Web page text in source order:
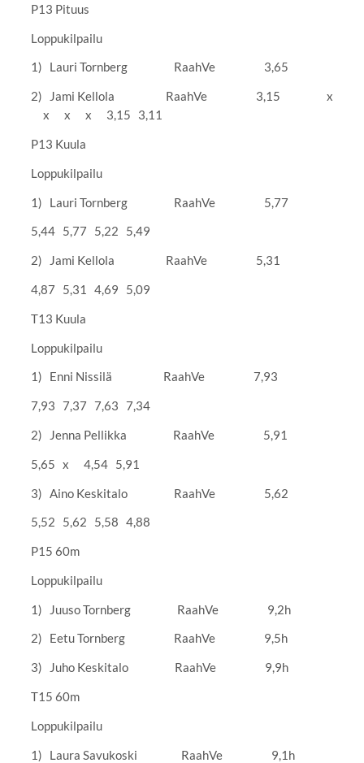
P13 Pituus
Loppukilpailu
1) Lauri Tornberg RaahVe 3,65
2) Jami Kellola RaahVe 3,15 x
x x x 3,15 3,11
P13 Kuula
Loppukilpailu
1) Lauri Tornberg RaahVe 5,77
5,44 5,77 5,22 5,49
2) Jami Kellola RaahVe 5,31
4,87 5,31 4,69 5,09
T13 Kuula
Loppukilpailu
1) Enni Nissilä RaahVe 7,93
7,93 7,37 7,63 7,34
2) Jenna Pellikka RaahVe 5,91
5,65 x 4,54 5,91
3) Aino Keskitalo RaahVe 5,62
5,52 5,62 5,58 4,88
P15 60m
Loppukilpailu
1) Juuso Tornberg RaahVe 9,2h
2) Eetu Tornberg RaahVe 9,5h
3) Juho Keskitalo RaahVe 9,9h
T15 60m
Loppukilpailu
1) Laura Savukoski RaahVe 9,1h